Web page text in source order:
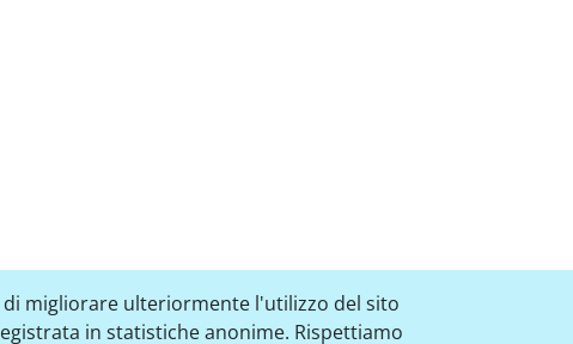
migliorare ulteriormente l'utilizzo del sito
in statistiche anonime. Rispettiamo